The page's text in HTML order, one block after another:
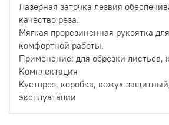
Лазерная заточка лезвия
качество реза.
Мягкая прорезиненная рукоятка
комфортной работы.
Применение: для обрезки листьев,
Комплектация
Кусторез, коробка, кожух
эксплуатации